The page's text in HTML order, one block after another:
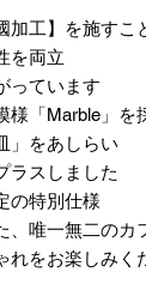
工】を施すこと
両立。
ています。
「Marble」を採
をあしらい、
スしました。
特別仕様。
唯一無二のカフ
をお楽しみくだ